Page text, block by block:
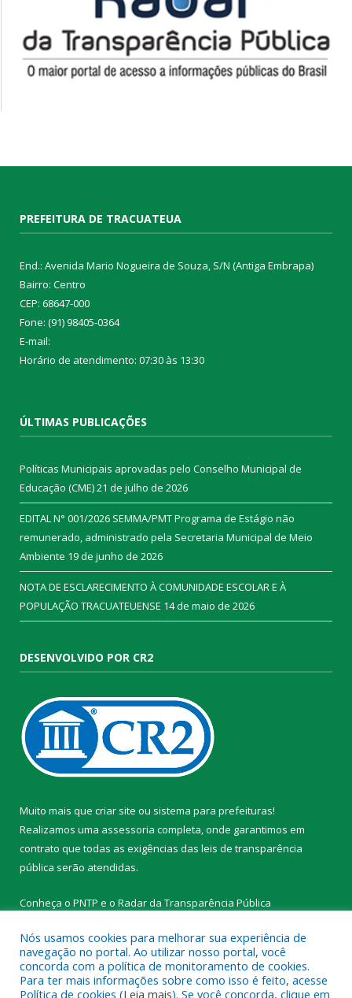
PREFEITURA DE TRACUATEUA
End.: Avenida Mario Nogueira de Souza, S/N (Antiga Embrapa)
Bairro: Centro
CEP: 68647-000
Fone: (91) 98405-0364
E-mail:
Horário de atendimento: 07:30 às 13:30
ÚLTIMAS PUBLICAÇÕES
Políticas Municipais aprovadas pelo Conselho Municipal de
Educação (CME)21 de julho de 2026
EDITAL N° 001/2026 SEMMA/PMT Programa de Estágio não
remunerado, administrado pela Secretaria Municipal de Meio
Ambiente 19 de junho de 2026
NOTA DE ESCLARECIMENTO À COMUNIDADE ESCOLAR E À
POPULAÇÃO TRACUATEUENSE 14 de maio de 2026
DESENVOLVIDO POR CR2
Muito mais que criar site ou sistema para prefeituras!
Realizamos uma assessoria completa, onde garantimos em
contrato que todas as exigências das leis de transparência
pública serão atendidas.
Conheça o PNTP e o Radar da Transparência Pública
Todos os direitos reservados a Prefeitura Municipal de
Nós usamos cookies para melhorar sua experiência de
navegação no portal. Ao utilizar nosso portal, você
concorda com a política de monitoramento de cookies.
Para ter mais informações sobre como isso é feito, acesse
Política de cookies (Leia mais). Se você concorda, clique em